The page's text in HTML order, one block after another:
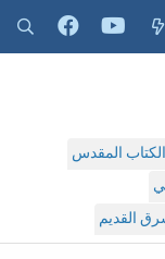
المقدس
القديم